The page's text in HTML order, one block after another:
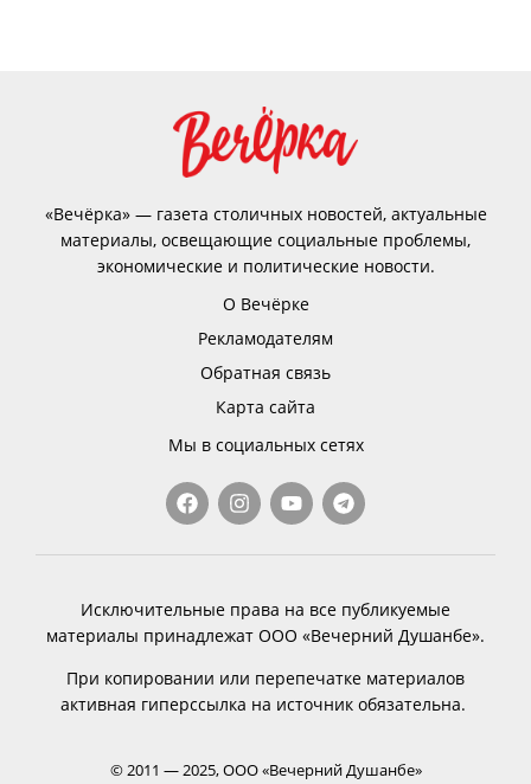
«Вечёрка» — газета столичных новостей, актуальные
материалы, освещающие социальные проблемы,
экономические и политические новости.
О Вечёрке
Рекламодателям
Обратная связь
Карта сайта
Мы в социальных сетях
Исключительные права на все публикуемые
материалы принадлежат ООО «Вечерний Душанбе».
При копировании или перепечатке материалов
активная гиперссылка на источник обязательна.
© 2011 — 2025, ООО «Вечерний Душанбе»